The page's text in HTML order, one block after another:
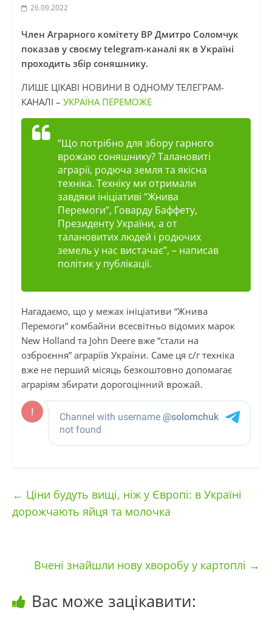
26.09.2022
Член Аграрного комітету ВР Дмитро Соломчук
показав у своєму telegram-каналі як в Україні
проходить збір соняшнику.
ЛИШЕ ЦІКАВІ НОВИНИ В ОДНОМУ ТЕЛЕГРАМ-
КАНАЛІ – УКРАЇНА ПЕРЕМОЖЕ
“Що потрібно для збору гарного
врожаю соняшнику? Талановиті
аграрії, родюча земля та якісна
техніка. Техніку ми отримали
завдяки ініціативі “Жнива
Перемоги”, Говарду Баффету,
Президенту України, а от
талановитих людей і родючих
земель у нас вистачає”, – написав
політик у публікації.
Нагадаємо, що у межах ініціативи “Жнива
Перемоги” комбайни всесвітньо відомих марок
New Holland та John Deere вже “стали на
озброєння” аграріїв України. Саме ця с/г техніка
вже не перший місяць безкоштовно допомагає
аграріям збирати дорогоцінний врожай.
← Ціни будуть вищі, ніж у Європі: в Україні
дорожчають яйця та молочка
Вчені знайшли нову хворобу у картоплі →
Вас може зацікавити: